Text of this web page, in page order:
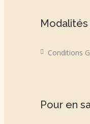
Conditions
Pour en